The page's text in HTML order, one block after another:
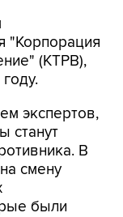
"Корпорация
(КТРВ),
экспертов,
станут
В
смену
были